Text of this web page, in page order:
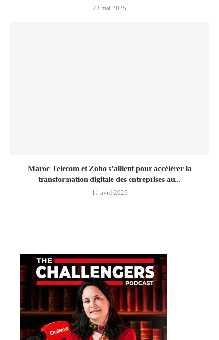
23 mai 2025
Maroc Telecom et Zoho s’allient pour accélérer la
transformation digitale des entreprises au...
11 avril 2025